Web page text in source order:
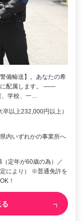
備輸送】。あなたの希
に配属します。 ――
、学校、一…
以上232,000円以上）
内いずれかの事業所へ
定年が60歳の為）／
により） ※普通免許を
！